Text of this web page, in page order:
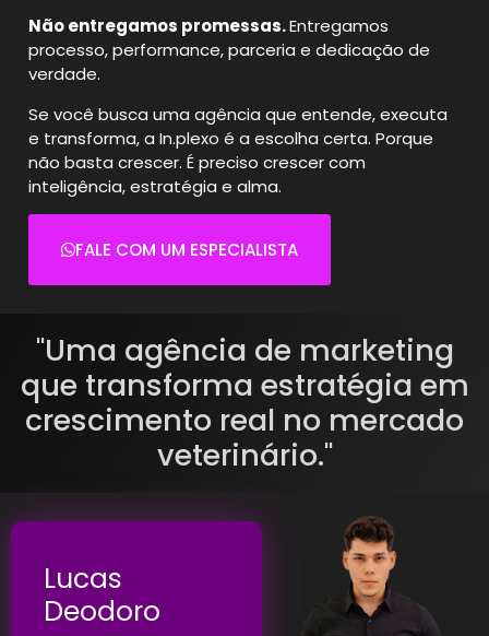
Não entregamos promessas.Entregamos
processo, performance, parceria e dedicação de
verdade.
Se você busca uma agência que entende, executa
e transforma, a In.plexo é a escolha certa. Porque
não basta crescer. É preciso crescer com
inteligência, estratégia e alma.
FALE COM UM ESPECIALISTA
"Uma agência de marketing
que transforma estratégia em
crescimento real no mercado
veterinário."
Lucas
Deodoro